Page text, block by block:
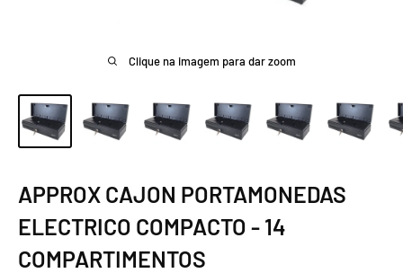
Clique na imagem para dar zoom
APPROX CAJON PORTAMONEDAS
ELECTRICO COMPACTO - 14
COMPARTIMENTOS